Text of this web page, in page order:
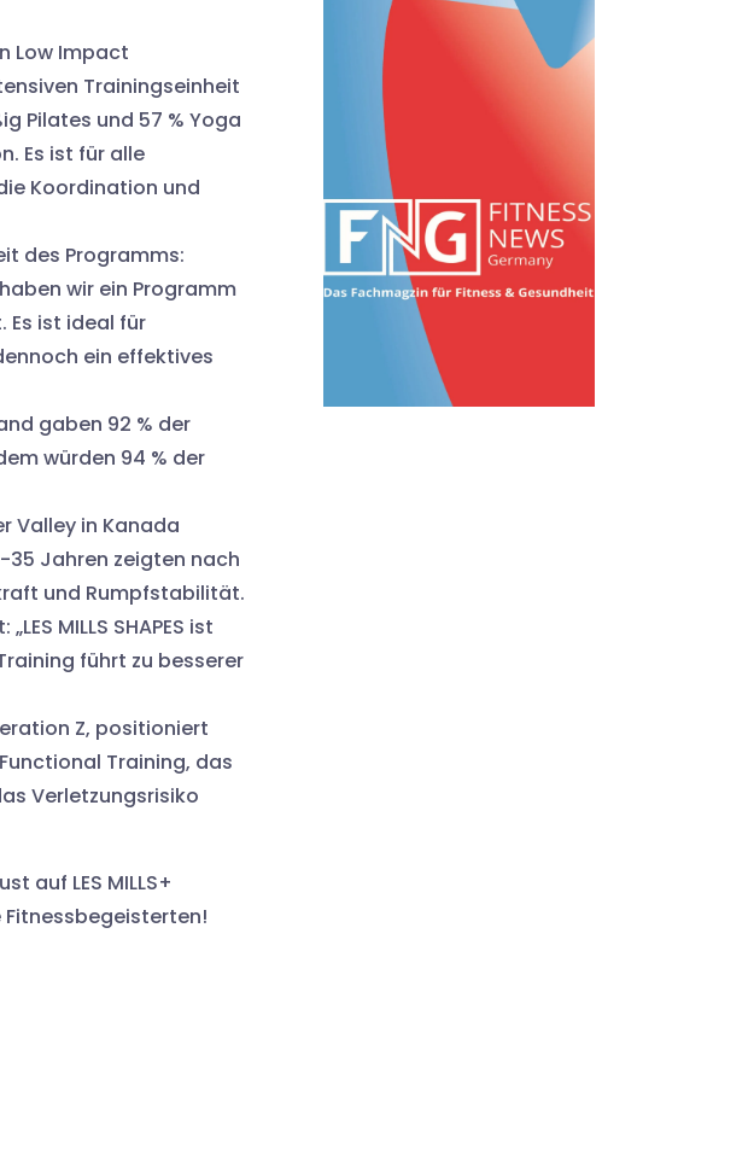
Low Impact
Trainingseinheit
Pilates und 57 % Yoga
Es ist für alle
Koordination und
des Programms:
wir ein Programm
Es ist ideal für
ein effektives
gaben 92 % der
würden 94 % der
Valley in Kanada
35 Jahren zeigten nach
und Rumpfstabilität.
MILLS SHAPES ist
führt zu besserer
Z, positioniert
Functional Training, das
Verletzungsrisiko
auf LES MILLS+